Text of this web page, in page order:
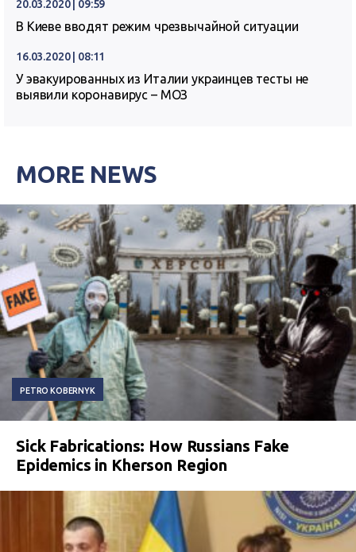
20.03.2020 | 09:59
В Киеве вводят режим чрезвычайной ситуации
16.03.2020 | 08:11
У эвакуированных из Италии украинцев тесты не
выявили коронавирус – МОЗ
MORE NEWS
PETRO KOBERNYK
Sick Fabrications: How Russians Fake
Epidemics in Kherson Region